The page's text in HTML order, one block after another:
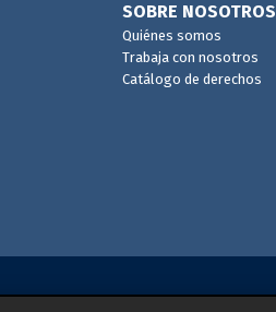
SOBRE NOSOTROS
Quiénes somos
Trabaja con nosotros
Catálogo de derechos